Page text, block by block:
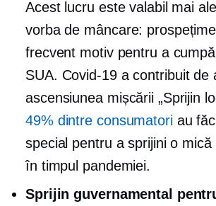
Acest lucru este valabil mai
vorba de mâncare:
frecvent motiv pentru a
SUA. Covid-19a contribuit de
ascensiunea mișcării „Sprijin
49% dintre consumatoriau
special pentru a sprijini o
în timpul pandemiei.
Sprijin guvernamental